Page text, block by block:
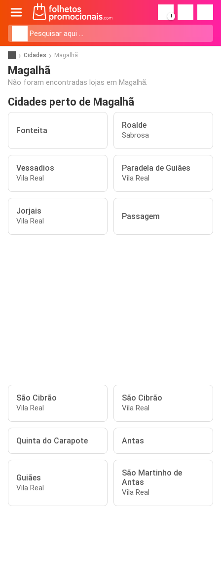
!
Cidades Magalhã
Magalhã
Não foram encontradas lojas em Magalhã.
Cidades perto de Magalhã
Fonteita
Roalde
Sabrosa
Vessadios
Vila Real
Paradela de Guiães
Vila Real
Jorjais
Vila Real Passagem
São Cibrão
Vila Real
São Cibrão
Vila Real
Quinta do Carapote Antas
Guiães
Vila Real
São Martinho de
Antas
Vila Real